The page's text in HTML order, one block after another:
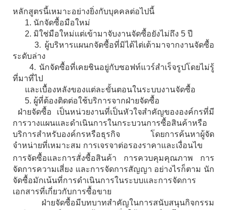
หลักสูตรนี้เหมาะอย่างยิ่งกับบุคคลต่อไปนี้
1. นักจัดซื้อมือใหม่
2. มิใช่มือใหม่แต่เข้ามาจับงานจัดซื้อยังไม่ถึง 5 ปี
3. ผู้บริหารแผนกจัดซื้อที่มิได้ไต่เต้ามาจากงานจัดซื้อ
ระดับล่าง
4. นักจัดซื้อที่เคยชินอยู่กับซอฟท์แวร์สำเร็จรูปโดยไม่รู้
ที่มาที่ไป
และเบื้องหลังของแต่ละขั้นตอนในระบบงานจัดซื้อ
5. ผู้ที่ต้องติดต่อใช้บริการจากฝ่ายจัดซื้อ
ฝ่ายจัดซื้อ เป็นหน่วยงานที่เป็นหัวใจสำคัญขององค์กรที่มี
การวางแผนและดำเนินการในกระบวนการซื้อสินค้าหรือ
บริการสำหรับองค์กรหรือธุรกิจ โดยการค้นหาผู้จัด
จำหน่ายที่เหมาะสม การเจรจาต่อรองราคาและเงื่อนไข
การจัดซื้อและการสั่งซื้อสินค้า การควบคุมคุณภาพ การ
จัดการความเสี่ยง และการจัดการสัญญา อย่างไรก็ตาม นัก
จัดซื้อมักเน้นที่การดำเนินการในระบบและการจัดการ
เอกสารที่เกี่ยวกับการซื้อขาย
ฝ่ายจัดซื้อมีบทบาทสำคัญในการสนับสนุนกิจกรรม